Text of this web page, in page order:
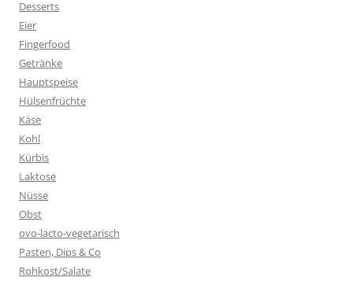
Desserts
Eier
Fingerfood
Getränke
Hauptspeise
Hülsenfrüchte
Käse
Kohl
Kürbis
Laktose
Nüsse
Obst
ovo-lacto-vegetarisch
Pasten, Dips & Co
Rohkost/Salate